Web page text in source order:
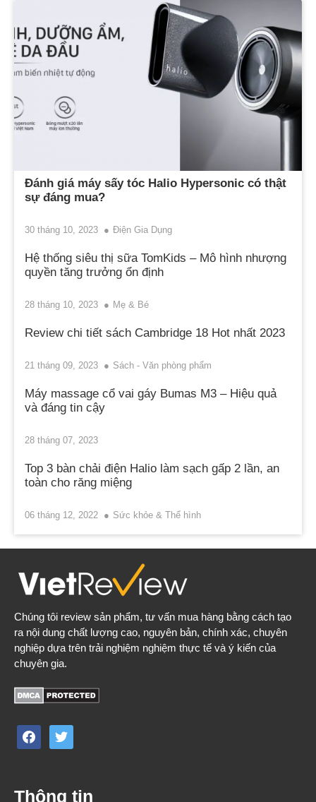
Đánh giá máy sấy tóc Halio Hypersonic có thật
sự đáng mua?
30 tháng 10, 2023 Điện Gia Dụng
Hệ thống siêu thị sữa TomKids – Mô hình nhượng
quyền tăng trưởng ổn định
28 tháng 10, 2023 Mẹ & Bé
Review chi tiết sách Cambridge 18 Hot nhất 2023
21 tháng 09, 2023 Sách - Văn phòng phẩm
Máy massage cổ vai gáy Bumas M3 – Hiệu quả
và đáng tin cậy
28 tháng 07, 2023
Top 3 bàn chải điện Halio làm sạch gấp 2 lần, an
toàn cho răng miệng
06 tháng 12, 2022 Sức khỏe & Thể hình
Chúng tôi review sản phẩm, tư vấn mua hàng bằng cách tạo
ra nội dung chất lượng cao, nguyên bản, chính xác, chuyên
nghiệp dựa trên trải nghiệm nghiệm thực tế và ý kiến của
chuyên gia.
facebooktwitter
Thông tin